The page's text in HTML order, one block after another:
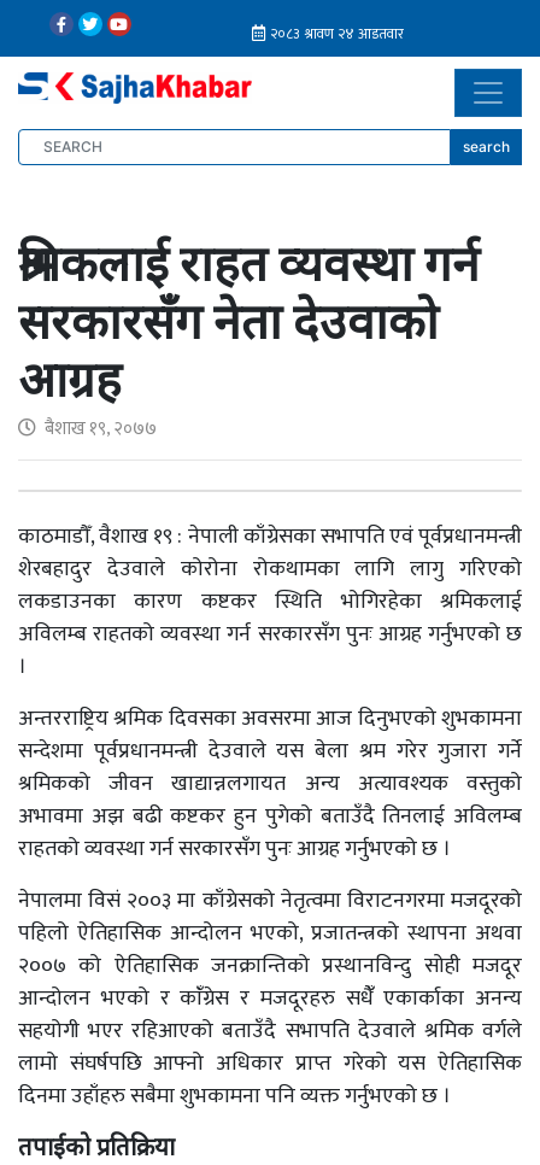
search
श्रमिकलाई राहत व्यवस्था गर्न
सरकारसँग नेता देउवाको
आग्रह
बैशाख १९, २०७७
काठमाडौँ, वैशाख १९ : नेपाली काँग्रेसका सभापति एवं पूर्वप्रधानमन्त्री
शेरबहादुर देउवाले कोरोना रोकथामका लागि लागु गरिएको
लकडाउनका कारण कष्टकर स्थिति भोगिरहेका श्रमिकलाई
अविलम्ब राहतको व्यवस्था गर्न सरकारसँग पुनः आग्रह गर्नुभएको छ
।
अन्तरराष्ट्रिय श्रमिक दिवसका अवसरमा आज दिनुभएको शुभकामना
सन्देशमा पूर्वप्रधानमन्त्री देउवाले यस बेला श्रम गरेर गुजारा गर्ने
श्रमिकको जीवन खाद्यान्नलगायत अन्य अत्यावश्यक वस्तुको
अभावमा अझ बढी कष्टकर हुन पुगेको बताउँदै तिनलाई अविलम्ब
राहतको व्यवस्था गर्न सरकारसँग पुनः आग्रह गर्नुभएको छ ।
नेपालमा विसं २००३ मा काँग्रेसको नेतृत्वमा विराटनगरमा मजदूरको
पहिलो ऐतिहासिक आन्दोलन भएको, प्रजातन्त्रको स्थापना अथवा
२००७ को ऐतिहासिक जनक्रान्तिको प्रस्थानविन्दु सोही मजदूर
आन्दोलन भएको र कांँग्रेस र मजदूरहरु सधैंँ एकार्काका अनन्य
सहयोगी भएर रहिआएको बताउँदै सभापति देउवाले श्रमिक वर्गले
लामो संघर्षपछि आफ्नो अधिकार प्राप्त गरेको यस ऐतिहासिक
दिनमा उहाँहरु सबैमा शुभकामना पनि व्यक्त गर्नुभएको छ ।
तपाईको प्रतिक्रिया